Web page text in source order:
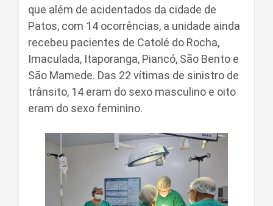
que além de acidentados da cidade de
Patos, com 14 ocorrências, a unidade ainda
recebeu pacientes de Catolé do Rocha,
Imaculada, Itaporanga, Piancó, São Bento e
São Mamede. Das 22 vítimas de sinistro de
trânsito, 14 eram do sexo masculino e oito
eram do sexo feminino.